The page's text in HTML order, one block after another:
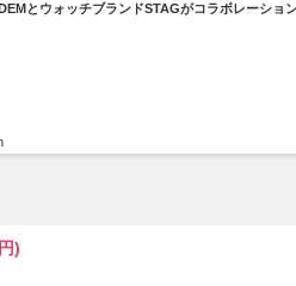
とウォッチブランドSTAGがコラボレーショ
)